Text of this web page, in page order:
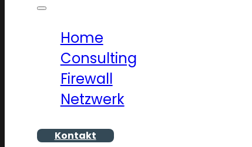
Home
Consulting
Firewall
Netzwerk
Kontakt